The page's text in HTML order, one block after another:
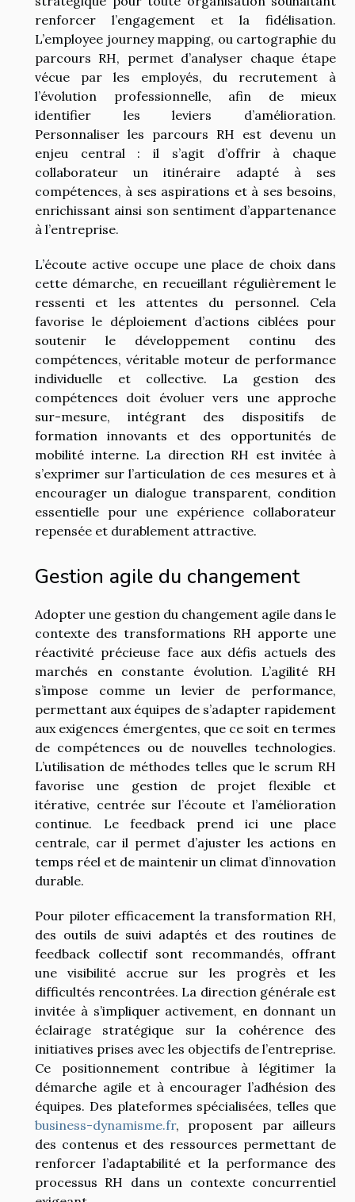
renforcer l’engagement et la fidélisation.
L’employee journey mapping, ou cartographie du
parcours RH, permet d’analyser chaque étape
vécue par les employés, du recrutement à
l’évolution professionnelle, afin de mieux
identifier les leviers d’amélioration.
Personnaliser les parcours RH est devenu un
enjeu central : il s’agit d’offrir à chaque
collaborateur un itinéraire adapté à ses
compétences, à ses aspirations et à ses besoins,
enrichissant ainsi son sentiment d’appartenance
à l’entreprise.
L’écoute active occupe une place de choix dans
cette démarche, en recueillant régulièrement le
ressenti et les attentes du personnel. Cela
favorise le déploiement d’actions ciblées pour
soutenir le développement continu des
compétences, véritable moteur de performance
individuelle et collective. La gestion des
compétences doit évoluer vers une approche
sur-mesure, intégrant des dispositifs de
formation innovants et des opportunités de
mobilité interne. La direction RH est invitée à
s’exprimer sur l’articulation de ces mesures et à
encourager un dialogue transparent, condition
essentielle pour une expérience collaborateur
repensée et durablement attractive.
Gestion agile du changement
Adopter une gestion du changement agile dans le
contexte des transformations RH apporte une
réactivité précieuse face aux défis actuels des
marchés en constante évolution. L’agilité RH
s’impose comme un levier de performance,
permettant aux équipes de s’adapter rapidement
aux exigences émergentes, que ce soit en termes
de compétences ou de nouvelles technologies.
L’utilisation de méthodes telles que le scrum RH
favorise une gestion de projet flexible et
itérative, centrée sur l’écoute et l’amélioration
continue. Le feedback prend ici une place
centrale, car il permet d’ajuster les actions en
temps réel et de maintenir un climat d’innovation
durable.
Pour piloter efficacement la transformation RH,
des outils de suivi adaptés et des routines de
feedback collectif sont recommandés, offrant
une visibilité accrue sur les progrès et les
difficultés rencontrées. La direction générale est
invitée à s’impliquer activement, en donnant un
éclairage stratégique sur la cohérence des
initiatives prises avec les objectifs de l’entreprise.
Ce positionnement contribue à légitimer la
démarche agile et à encourager l’adhésion des
équipes. Des plateformes spécialisées, telles que
business-dynamisme.fr, proposent par ailleurs
des contenus et des ressources permettant de
renforcer l’adaptabilité et la performance des
processus RH dans un contexte concurrentiel